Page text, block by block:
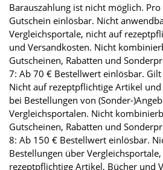
Barauszahlung ist nicht möglich.
Gutschein einlösbar. Nicht
Vergleichsportale, nicht auf
und Versandkosten. Nicht
Gutscheinen, Rabatten und
7: Ab 70 € Bestellwert einlösbar.
Nicht auf rezeptpflichtige Artikel
bei Bestellungen von (Sonder-
Vergleichsportalen. Nicht
Gutscheinen, Rabatten und
8: Ab 150 € Bestellwert einlösbar.
Bestellungen über
rezeptpflichtige Artikel, Bücher und